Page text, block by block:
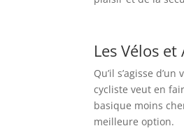
Les Vélos
Qu’il s’agisse
cycliste veut en
basique moins
meilleure option.